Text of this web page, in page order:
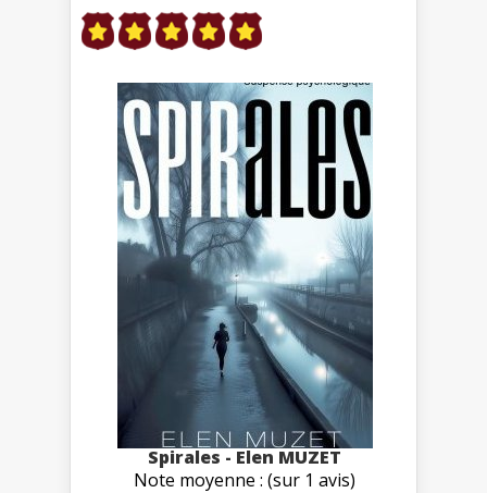
Spirales - Elen MUZET
Note moyenne : (sur 1 avis)